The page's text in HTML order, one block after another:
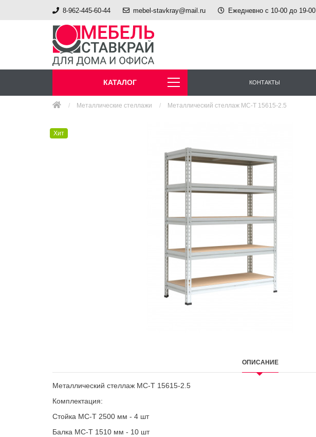
8-962-445-60-44 mebel-stavkray@mail.ru Ежедневно с 10-00 до 19-00
КАТАЛОГ КОНТАКТЫ
Металлические стеллажи Металлический стеллаж МС-Т 15615-2.5
Хит
ОПИСАНИЕ
Металлический стеллаж МС-Т 15615-2.5
Комплектация:
Стойка МС-Т 2500 мм - 4 шт
Балка МС-Т 1510 мм - 10 шт